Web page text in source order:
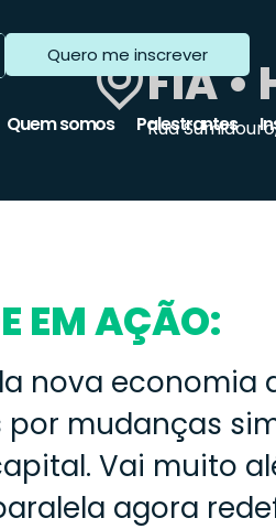
Quero me inscrever
Quem somos Palestrantes
Horizons
FIA •
Rua
EM AÇÃO:
nova economia
mudanças
Vai muito
agora